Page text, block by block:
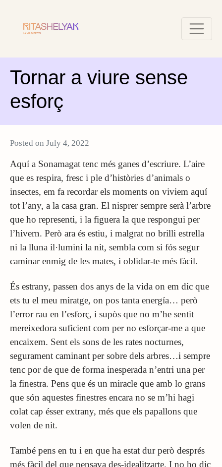
Tornar a viure sense
esforç
Posted on July 4, 2022
Aquí a Sonamagat tenc més ganes d’escriure. L’aire
que es respira, fresc i ple d’històries d’animals o
insectes, em fa recordar els moments on viviem aquí
tot l’any, a la casa gran. El nisprer sempre serà l’arbre
que ho representi, i la figuera la que respongui per
l’hivern. Però ara és estiu, i malgrat no brilli estrella
ni la lluna il·lumini la nit, sembla com si fós segur
caminar enmig de les mates, i oblidar-te més fàcil.
És estrany, passen dos anys de la vida on em dic que
ets tu el meu miratge, on pos tanta energía… però
l’error rau en l’esforç, i supòs que no m’he sentit
mereixedora suficient com per no esforçar-me a que
encaixem. Sent els sons de les rates nocturnes,
segurament caminant per sobre dels arbres…i sempre
tenc por de que de forma inesperada n’entri una per
la finestra. Pens que és un miracle que amb lo grans
que són aquestes finestres encara no se m’hi hagi
colat cap ésser extrany, més que els papallons que
volen de nit.
També pens en tu i en que ha estat dur però després
més fàcil del que pensava des-idealitzarte. I no ho dic